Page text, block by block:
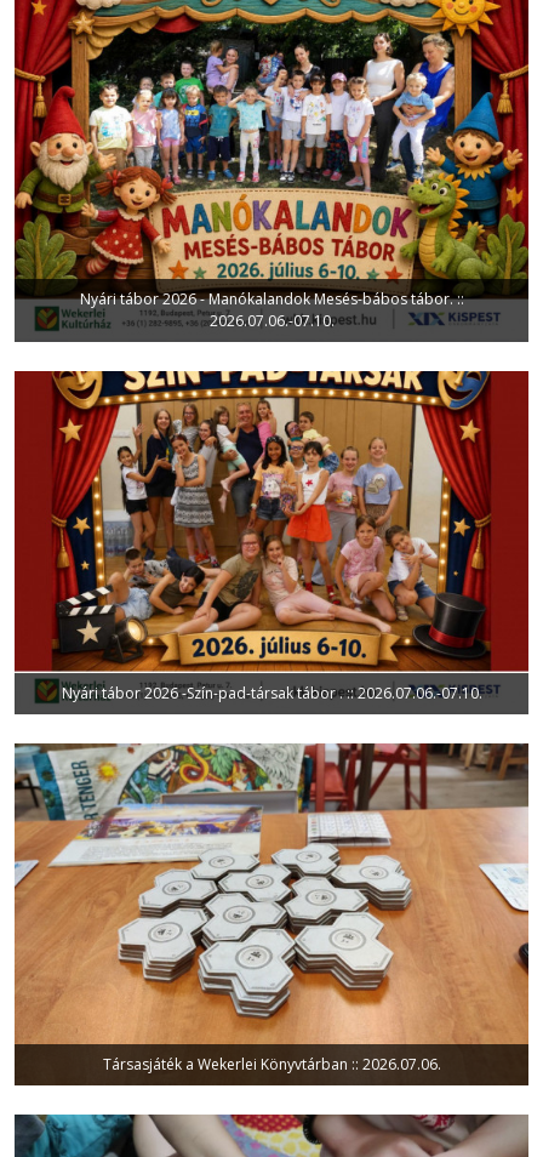
Nyári tábor 2026 - Manókalandok Mesés-bábos tábor. ::
2026.07.06.-07.10.
Nyári tábor 2026 -Szín-pad-társak tábor . :: 2026.07.06.-07.10.
Társasjáték a Wekerlei Könyvtárban :: 2026.07.06.